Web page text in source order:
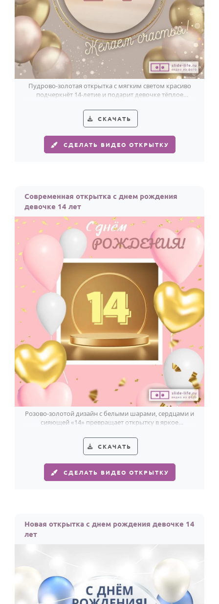
Пудрово-золотая открытка с мягким светом красиво
подчеркнёт 14-летие и подарит девочке тёплое
СКАЧАТЬ
СДЕЛАТЬ ВИДЕО ОТКРЫТКУ
Современная открытка с днем рождения
девочке 14 лет
Розово-золотой дизайн с белыми шарами, сердцами и
сияющей «14» превращает открытку в яркое
СКАЧАТЬ
СДЕЛАТЬ ВИДЕО ОТКРЫТКУ
Новая открытка с днем рождения девочке 14
лет